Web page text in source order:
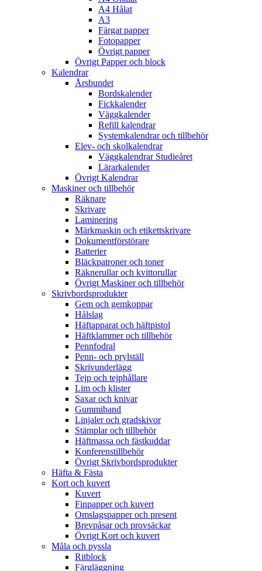
A4 Hålat
A3
Färgat papper
Fotopapper
Övrigt papper
Övrigt Papper och block
Kalendrar
Årsbundet
Bordskalender
Fickkalender
Väggkalender
Refill kalendrar
Systemkalendrar och tillbehör
Elev- och skolkalendrar
Väggkalendrar Studieåret
Lärarkalender
Övrigt Kalendrar
Maskiner och tillbehör
Räknare
Skrivare
Laminering
Märkmaskin och etikettskrivare
Dokumentförstörare
Batterier
Bläckpatroner och toner
Räknerullar och kvittorullar
Övrigt Maskiner och tillbehör
Skrivbordsprodukter
Gem och gemkoppar
Hålslag
Häftapparat och häftpistol
Häftklammer och tillbehör
Pennfodral
Penn- och prylställ
Skrivunderlägg
Tejp och tejphållare
Lim och klister
Saxar och knivar
Gummiband
Linjaler och gradskivor
Stämplar och tillbehör
Häftmassa och fästkuddar
Konferenstillbehör
Övrigt Skrivbordsprodukter
Häfta & Fästa
Kort och kuvert
Kuvert
Finpapper och kuvert
Omslagspapper och present
Brevpåsar och provsäckar
Övrigt Kort och kuvert
Måla och pyssla
Ritblock
Färgläggning